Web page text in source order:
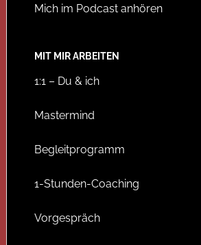
Mich im Podcast anhören
MIT MIR ARBEITEN
1:1 – Du & ich
Mastermind
Begleitprogramm
1-Stunden-Coaching
Vorgespräch